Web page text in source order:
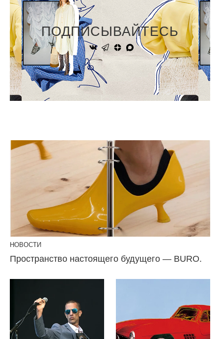
ПОДПИСЫВАЙТЕСЬ
НОВОСТИ
Пространство настоящего будущего — BURO.